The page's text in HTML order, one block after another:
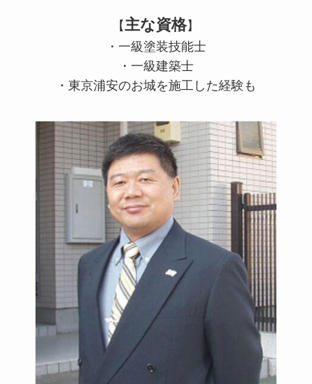
【主な資格】
・一級塗装技能士
・一級建築士
・東京浦安のお城を施工した経験も